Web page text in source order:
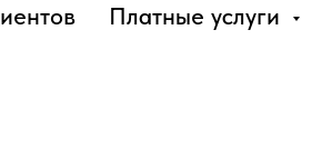
Платные услуги